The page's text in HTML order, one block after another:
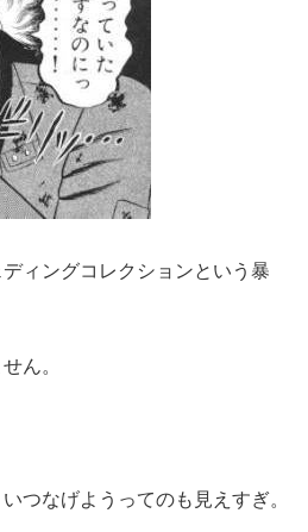
ィングコレクションという暴
ん。
つなげようってのも見えすぎ。